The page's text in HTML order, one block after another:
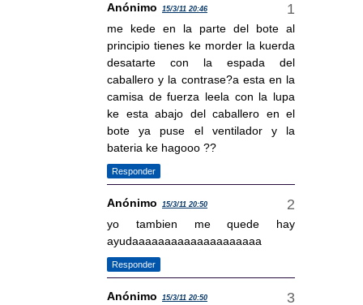
Anónimo 15/3/11 20:46
me kede en la parte del bote al
principio tienes ke morder la kuerda
desatarte con la espada del
caballero y la contrase?a esta en la
camisa de fuerza leela con la lupa
ke esta abajo del caballero en el
bote ya puse el ventilador y la
bateria ke hagooo ??
Responder
Anónimo 15/3/11 20:50
yo tambien me quede hay
ayudaaaaaaaaaaaaaaaaaaaa
Responder
Anónimo 15/3/11 20:50